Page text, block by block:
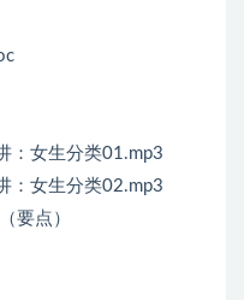
：女生分类01.mp3
：女生分类02.mp3
要点）